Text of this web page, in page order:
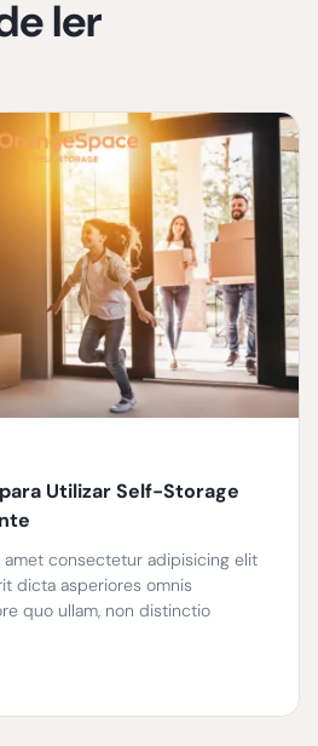
ler
Utilizar Self-Storage
consectetur adipisicing elit
dicta asperiores omnis
quo ullam, non distinctio